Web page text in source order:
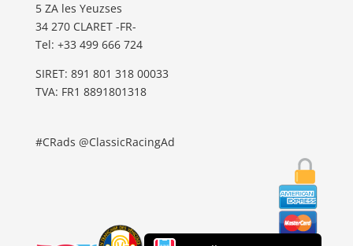
5 ZA les Yeuzses
34 270 CLARET -FR-
Tel: ‭+33 499 666 724‬
SIRET: 891 801 318 00033
TVA: FR1 8891801318
#CRads @ClassicRacingAd